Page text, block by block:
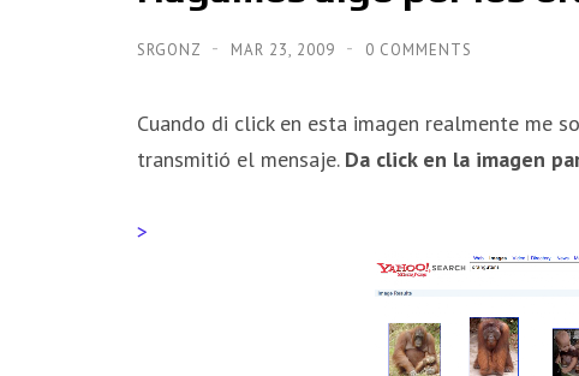
SRGONZ MAR 23, 2009 0 COMMENTS
Cuando di click en esta imagen realmente me
transmitió el mensaje. Da click en la imagen
>